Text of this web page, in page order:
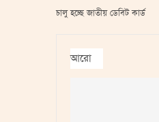
চালু হচ্ছে জাতীয় ডেবিট কার্ড
আরো